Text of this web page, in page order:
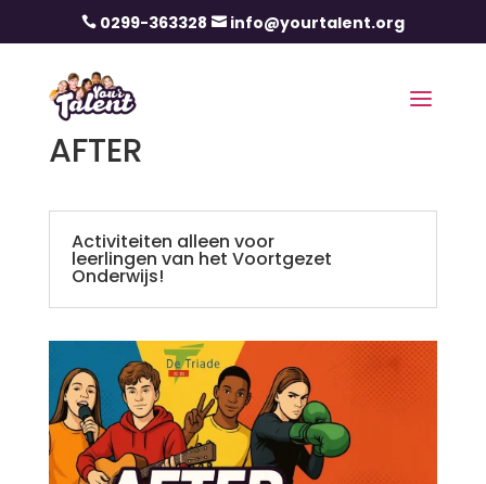
 0299-363328  info@yourtalent.org
AFTER
Activiteiten alleen voor
leerlingen van het Voortgezet
Onderwijs!